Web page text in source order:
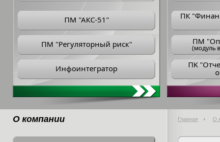
ПМ "АКС-51"
ПМ "Регуляторный риск"
Инфоинтегратор
ПК
ПM
(модуль
ПK
О компании Главная О